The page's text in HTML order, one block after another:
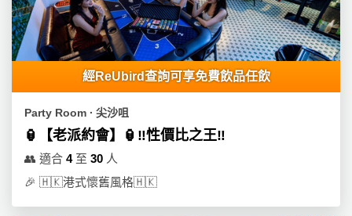
經ReUbird查詢可享免費飲品任飲
Party Room ∙ 尖沙咀
🏮【老派約會】🏮‼️性價比之王‼️
👥 適合 4至 30 人
🎉 🇭🇰港式懷舊風格🇭🇰